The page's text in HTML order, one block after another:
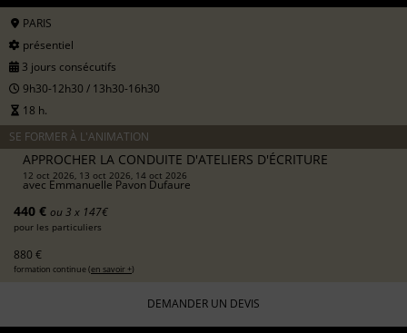
PARIS
présentiel
3 jours consécutifs
9h30-12h30 / 13h30-16h30
18 h.
SE FORMER À L'ANIMATION
APPROCHER LA CONDUITE D'ATELIERS D'ÉCRITURE
12 oct 2026, 13 oct 2026, 14 oct 2026
avec Emmanuelle Pavon Dufaure
440 € ou 3 x 147€
pour les particuliers
880 €
formation continue (en savoir +)
DEMANDER UN DEVIS